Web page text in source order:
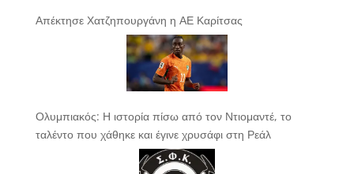
Απέκτησε Χατζηπουργάνη η ΑΕ Καρίτσας
Ολυμπιακός: Η ιστορία πίσω από τον Ντιομαντέ, το
ταλέντο που χάθηκε και έγινε χρυσάφι στη Ρεάλ